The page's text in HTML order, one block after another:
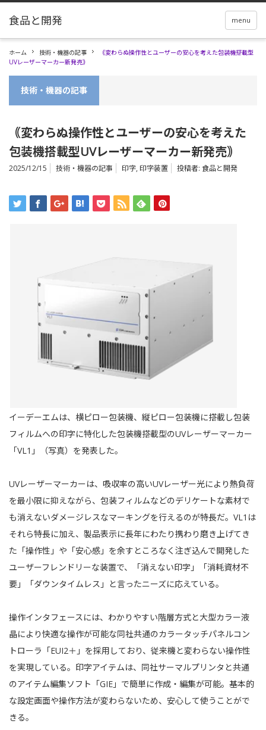
menu
ホーム 技術・機器の記事
｟変わらぬ操作性とユーザーの安心を考えた包装機搭載型
UVレーザーマーカー新発売｠
技術・機器の記事
｟変わらぬ操作性とユーザーの安心を考えた
包装機搭載型UVレーザーマーカー新発売｠
2025/12/15 技術・機器の記事 印字, 印字装置 投稿者: 食品と開発
イーデーエムは、横ピロー包装機、縦ピロー包装機に搭載し包装
フィルムへの印字に特化した包装機搭載型のUVレーザーマーカー
「VL1」（写真）を発表した。
UVレーザーマーカーは、吸収率の高いUVレーザー光により熱負荷
を最小限に抑えながら、包装フィルムなどのデリケートな素材で
も消えないダメージレスなマーキングを行えるのが特長だ。VL1は
それら特長に加え、製品表示に長年にわたり携わり磨き上げてき
た「操作性」や「安心感」を余すところなく注ぎ込んで開発した
ユーザーフレンドリーな装置で、「消えない印字」「消耗資材不
要」「ダウンタイムレス」と言ったニーズに応えている。
操作インタフェースには、わかりやすい階層方式と大型カラー液
晶により快適な操作が可能な同社共通のカラータッチパネルコン
トローラ「EUI2＋」を採用しており、従来機と変わらない操作性
を実現している。印字アイテムは、同社サーマルプリンタと共通
のアイテム編集ソフト「GIE」で簡単に作成・編集が可能。基本的
な設定画面や操作方法が変わらないため、安心して使うことがで
きる。